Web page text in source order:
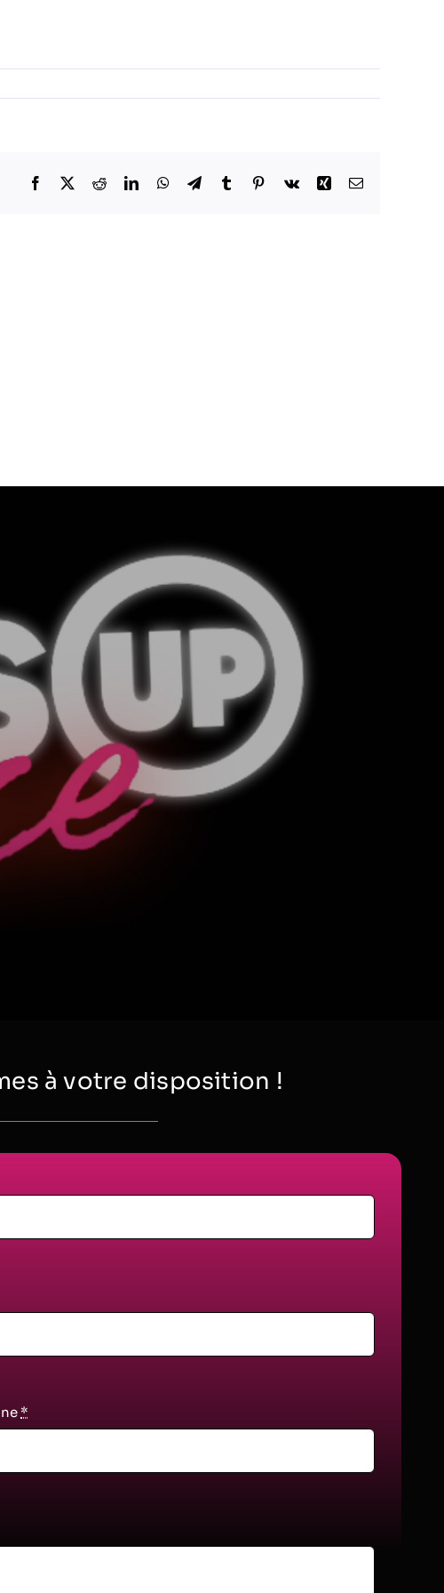
Facebook RedditLinkedInWhatsApp
TelegramTumblr Pinterest
Vk Xing Email
à votre disposition !
*